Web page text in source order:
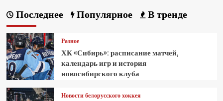
Последнее Популярное В тренде
Разное
ХК «Сибирь»: расписание матчей,
календарь игр и история
новосибирского клуба
Новости белорусского хоккея